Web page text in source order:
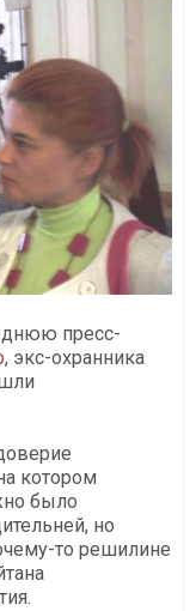
пресс-
, экс-охранника
котором
было
но
то решилине